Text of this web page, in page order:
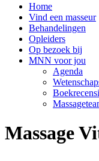
Home
Vind een masseur
Behandelingen
Opleiders
Op bezoek bij
MNN voor jou
Agenda
Massage